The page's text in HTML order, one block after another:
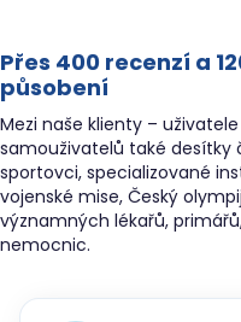
Přes 400 recenzí a
působení
Mezi naše klienty –
samouživatelů také desítky
sportovci, specializované
vojenské mise, Český
významných lékařů,
nemocnic.